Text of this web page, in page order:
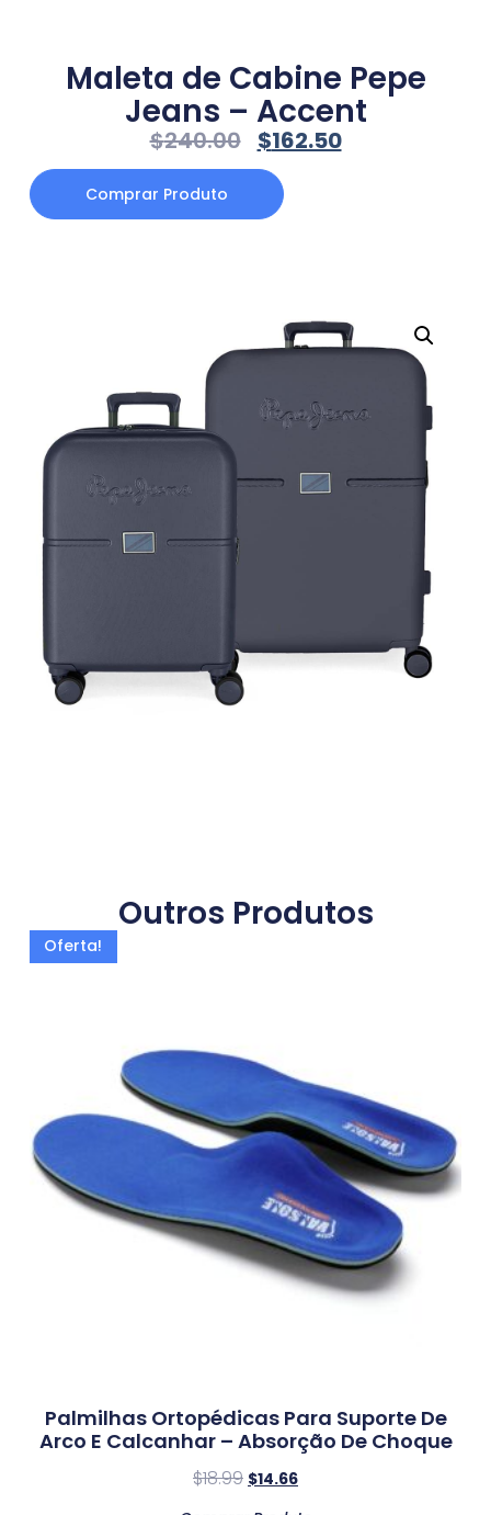
Maleta de Cabine Pepe
Jeans – Accent
$240.00 $162.50
Comprar Produto
Outros Produtos
Oferta!
Palmilhas Ortopédicas Para Suporte De
Arco E Calcanhar – Absorção De Choque
$18.99 $14.66